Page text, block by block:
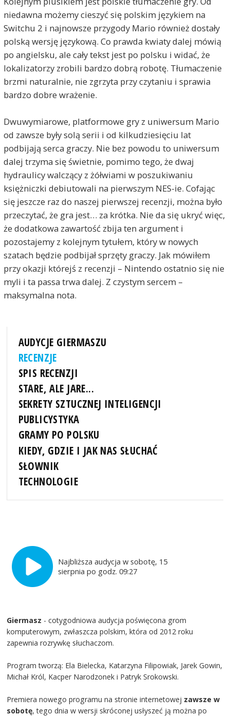
niedawna możemy cieszyć się polskim językiem na
Switchu 2 i najnowsze przygody Mario również dostały
polską wersję językową. Co prawda kwiaty dalej mówią
po angielsku, ale cały tekst jest po polsku i widać, że
lokalizatorzy zrobili bardzo dobrą robotę. Tłumaczenie
brzmi naturalnie, nie zgrzyta przy czytaniu i sprawia
bardzo dobre wrażenie.
Dwuwymiarowe, platformowe gry z uniwersum Mario
od zawsze były solą serii i od kilkudziesięciu lat
podbijają serca graczy. Nie bez powodu to uniwersum
dalej trzyma się świetnie, pomimo tego, że dwaj
hydraulicy walczący z żółwiami w poszukiwaniu
księżniczki debiutowali na pierwszym NES-ie. Cofając
się jeszcze raz do naszej pierwszej recenzji, można było
przeczytać, że gra jest… za krótka. Nie da się ukryć więc,
że dodatkowa zawartość zbija ten argument i
pozostajemy z kolejnym tytułem, który w nowych
szatach będzie podbijał sprzęty graczy. Jak mówiłem
przy okazji którejś z recenzji – Nintendo ostatnio się nie
myli i ta passa trwa dalej. Z czystym sercem –
maksymalna nota.
AUDYCJE GIERMASZU
RECENZJE
SPIS RECENZJI
STARE, ALE JARE...
SEKRETY SZTUCZNEJ INTELIGENCJI
PUBLICYSTYKA
GRAMY PO POLSKU
KIEDY, GDZIE I JAK NAS SŁUCHAĆ
SŁOWNIK
TECHNOLOGIE
Najbliższa audycja w sobotę, 15
sierpnia po godz. 09:27
Giermasz - cotygodniowa audycja poświęcona grom
komputerowym, zwłaszcza polskim, która od 2012 roku
zapewnia rozrywkę słuchaczom.
Program tworzą: Ela Bielecka, Katarzyna Filipowiak, Jarek Gowin,
Michał Król, Kacper Narodzonek i Patryk Srokowski.
Premiera nowego programu na stronie internetowej zawsze w
sobotę, tego dnia w wersji skróconej usłyszeć ją można po